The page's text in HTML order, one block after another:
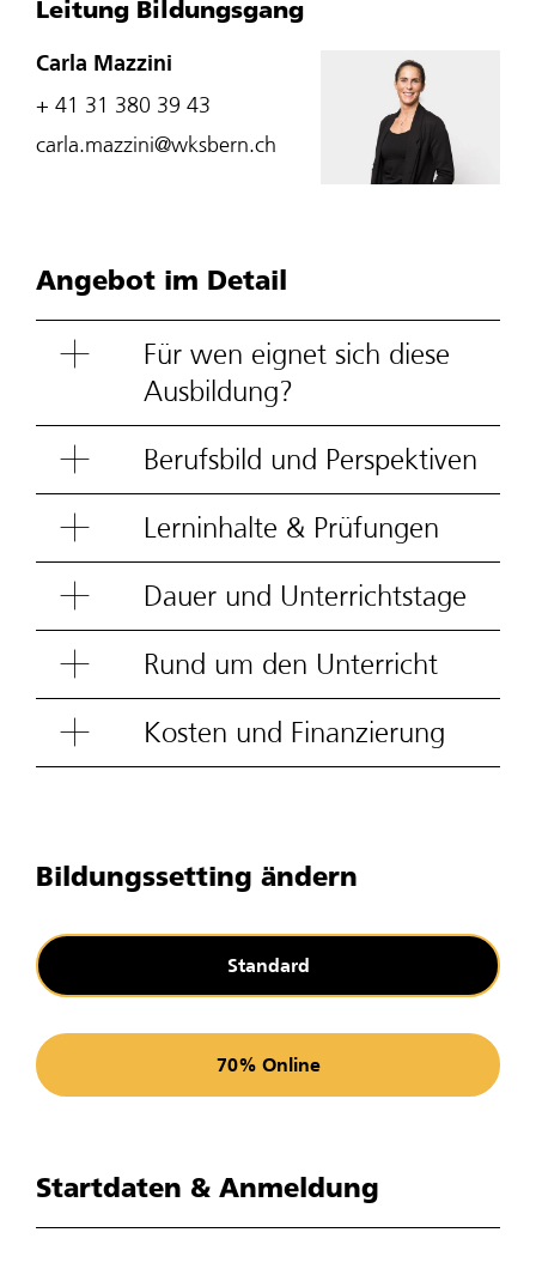
Leitung Bildungsgang
Carla Mazzini
+ 41 31 380 39 43
carla.mazzini@wksbern.ch
Angebot im Detail
Für wen eignet sich diese
Ausbildung?
Berufsbild und Perspektiven
Lerninhalte & Prüfungen
Dauer und Unterrichtstage
Rund um den Unterricht
Kosten und Finanzierung
Bildungssetting ändern
Standard
70% Online
Startdaten & Anmeldung